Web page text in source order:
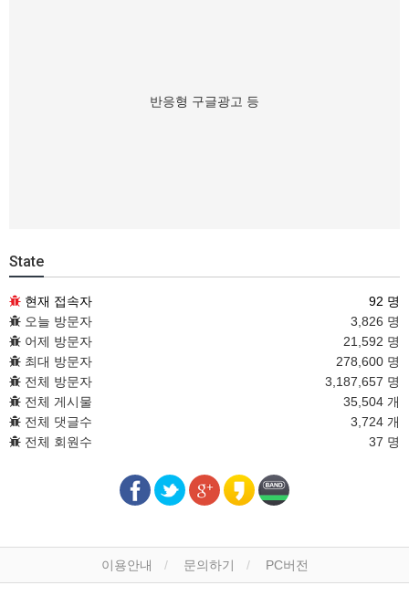
반응형 구글광고 등
State
현재 접속자
92 명
오늘 방문자
3,826 명
어제 방문자
21,592 명
최대 방문자
278,600 명
전체 방문자
3,187,657 명
전체 게시물
35,504 개
전체 댓글수
3,724 개
전체 회원수
37 명
이용안내 문의하기 PC버전